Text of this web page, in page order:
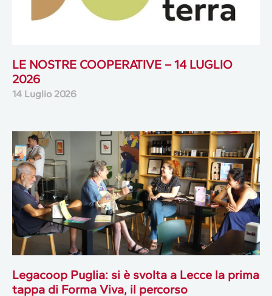
LE NOSTRE COOPERATIVE – 14 LUGLIO
2026
14 Luglio 2026
Legacoop Puglia: si è svolta a Lecce la prima
tappa di Forma Viva, il percorso